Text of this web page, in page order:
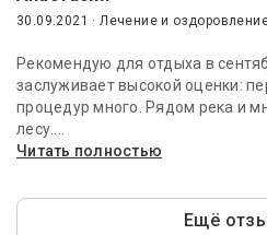
30.09.2021 · Лечение и
Рекомендую для отдыха в
заслуживает высокой оценки:
процедур много. Рядом река и
лесу....
Читать полностью
Ещё